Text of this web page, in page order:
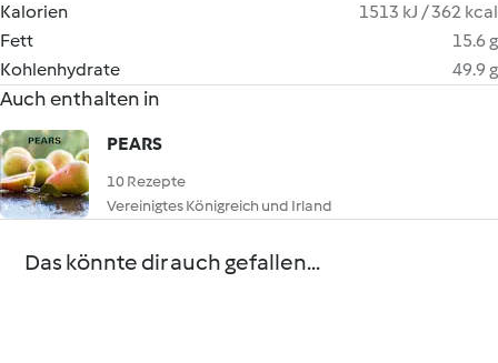
Kalorien
1513 kJ / 362 kcal
Fett
15.6 g
Kohlenhydrate
49.9 g
Auch enthalten in
PEARS
10 Rezepte
Vereinigtes Königreich und Irland
Das könnte dir auch gefallen...